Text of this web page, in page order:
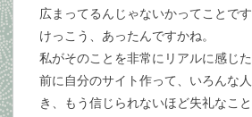
広まってるんじゃないかってことで
けっこう、あったんですかね。
私がそのことを非常にリアルに感じ
前に自分のサイト作って、いろんな
き、もう信じられないほど失礼なこ